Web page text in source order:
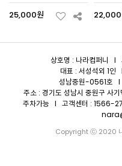
25,000원 22,000
상호명 : 나라컴퍼니
대표 : 서성석외 1
성남중원-0561호 I
주소 : 경기도 성남시 중원구 사
주차가능 I 고객센터 :
Copyright ⓒ 2020